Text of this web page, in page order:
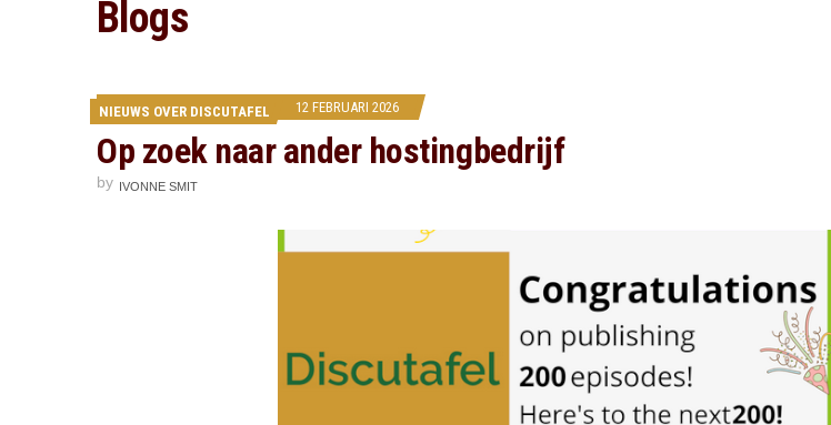
Blogs
NIEUWS OVER DISCUTAFEL 12 FEBRUARI 2026
Op zoek naar ander hostingbedrijf
by IVONNE SMIT